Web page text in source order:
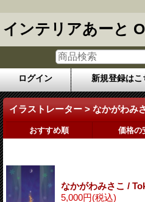
インテリアあーと
ログイン 新規登録はこ
イラストレーター > なかがわみ
おすすめ順 価格の
なかがわみさこ /
5,000円(税込)